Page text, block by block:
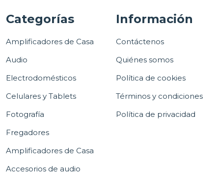
Categorías
Amplificadores de Casa
Audio
Electrodomésticos
Celulares y Tablets
Fotografía
Fregadores
Amplificadores de Casa
Accesorios de audio
Información
Contáctenos
Quiénes somos
Política de cookies
Términos y condiciones
Política de privacidad